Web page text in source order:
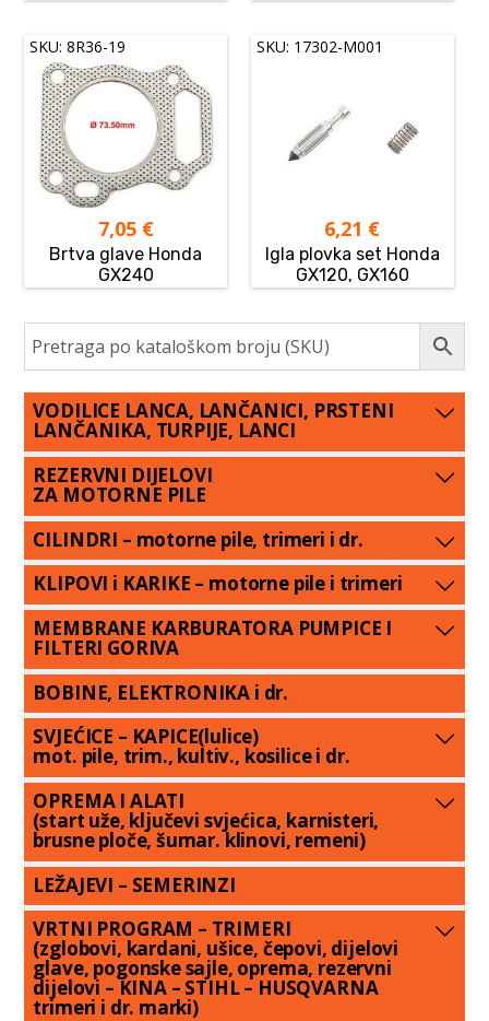
SKU: 8R36-19
7,05 €
Brtva glave Honda
GX240
SKU: 17302-M001
6,21 €
Igla plovka set Honda
GX120, GX160
VODILICE LANCA, LANČANICI, PRSTENI
LANČANIKA, TURPIJE, LANCI
REZERVNI DIJELOVI
ZA MOTORNE PILE
CILINDRI – motorne pile, trimeri i dr.
KLIPOVI i KARIKE – motorne pile i trimeri
MEMBRANE KARBURATORA PUMPICE I
FILTERI GORIVA
BOBINE, ELEKTRONIKA i dr.
SVJEĆICE – KAPICE(lulice)
mot. pile, trim., kultiv., kosilice i dr.
OPREMA I ALATI
(start uže, ključevi svjećica, karnisteri,
brusne ploče, šumar. klinovi, remeni)
LEŽAJEVI – SEMERINZI
VRTNI PROGRAM – TRIMERI
(zglobovi, kardani, ušice, čepovi, dijelovi
glave, pogonske sajle, oprema, rezervni
dijelovi – KINA – STIHL – HUSQVARNA
trimeri i dr. marki)